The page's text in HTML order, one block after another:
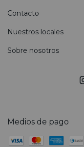
Contacto
Nuestros locales
Sobre nosotros
Medios de pago